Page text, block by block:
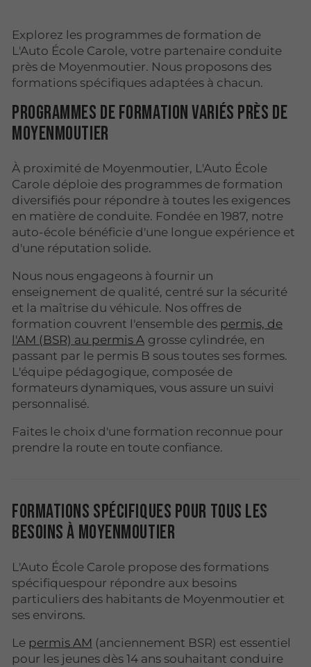
Explorez les programmes de formation de
L'Auto École Carole, votre partenaire conduite
près de Moyenmoutier. Nous proposons des
formations spécifiques adaptées à chacun.
Programmes de formation variés près de
Moyenmoutier
À proximité de Moyenmoutier, L'Auto École
Carole déploie des programmes de formation
diversifiés pour répondre à toutes les exigences
en matière de conduite. Fondée en 1987, notre
auto-école bénéficie d'une longue expérience et
d'une réputation solide.
Nous nous engageons à fournir un
enseignement de qualité, centré sur la sécurité
et la maîtrise du véhicule. Nos offres de
formation couvrent l'ensemble des permis, de
l'AM (BSR) au permis A grosse cylindrée, en
passant par le permis B sous toutes ses formes.
L'équipe pédagogique, composée de
formateurs dynamiques, vous assure un suivi
personnalisé.
Faites le choix d'une formation reconnue pour
prendre la route en toute confiance.
Formations spécifiques pour tous les
besoins à Moyenmoutier
L'Auto École Carole propose des formations
spécifiquespour répondre aux besoins
particuliers des habitants de Moyenmoutier et
ses environs.
Le permis AM (anciennement BSR) est essentiel
pour les jeunes dès 14 ans souhaitant conduire